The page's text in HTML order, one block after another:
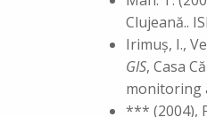
Clujeană..
Irimuş, I.,
GIS, Casa
monitoring
*** (2004),